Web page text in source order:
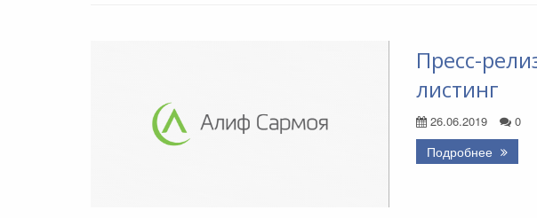
Пресс-
листинг
26.06.2019 0
Подробнее